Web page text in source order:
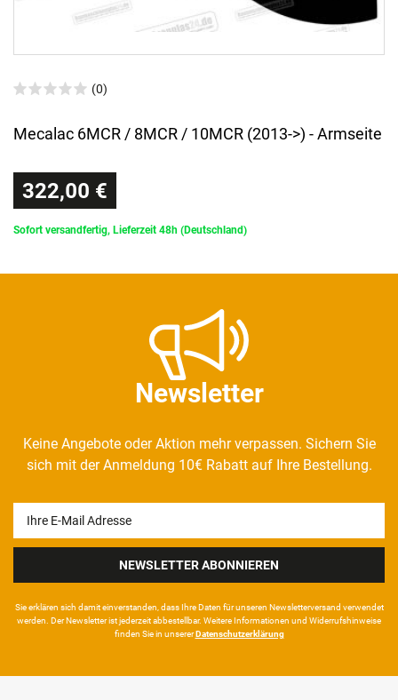
(0)
Mecalac 6MCR / 8MCR / 10MCR (2013->) - Armseite
322,00 €
Sofort versandfertig, Lieferzeit 48h (Deutschland)
Newsletter
Keine Angebote oder Aktion mehr verpassen. Sichern Sie
sich mit der Anmeldung 10€ Rabatt auf Ihre Bestellung.
Honig
NEWSLETTER ABONNIEREN
Sie erklären sich damit ein­ver­standen, dass Ihre Da­ten für unseren News­letter­versand ver­wen­det
werden. Der News­letter ist jeder­zeit ab­bestel­lbar. Weitere Infor­mationen und Wider­rufshin­weise
finden Sie in unsererDaten­schutz­erklärung